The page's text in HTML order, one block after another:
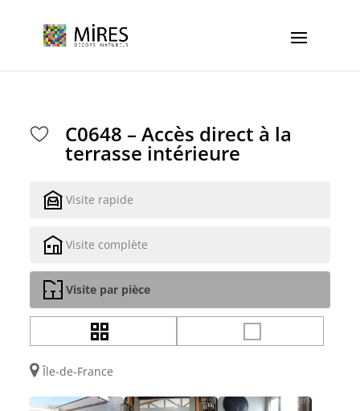
C0648 – Accès direct à la
terrasse intérieure
Visite rapide
Visite complète
Visite par pièce
Île-de-France